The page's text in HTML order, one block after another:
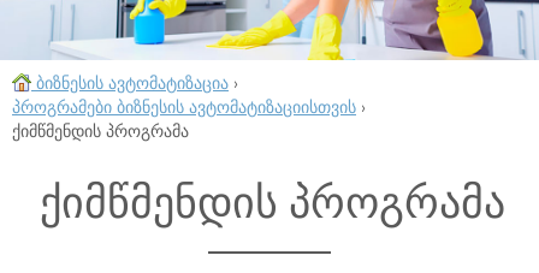
ბიზნესის ავტომატიზაცია ›
პროგრამები ბიზნესის ავტომატიზაციისთვის ›
ქიმწმენდის პროგრამა
ქიმწმენდის პროგრამა